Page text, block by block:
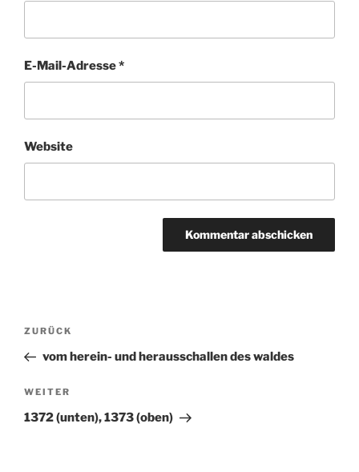
E-Mail-Adresse*
Website
Beitragsnavigation
Vorheriger
Beitrag
ZURÜCK
vom herein- und herausschallen des waldes
Nächster
Beitrag
WEITER
1372 (unten), 1373 (oben)